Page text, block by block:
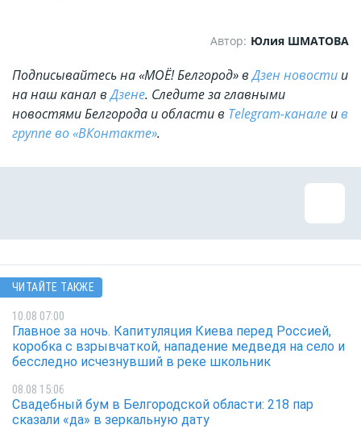
Автор: Юлия ШМАТОВА
Подписывайтесь на «МОЁ! Белгород» вДзен новости и
на наш канал вДзене. Cледите за главными
новостями Белгорода и области в Telegram-канале ив
группе во «ВКонтакте».
ЧИТАЙТЕ ТАКЖЕ
10.08 07:00
Главное за ночь. Капитуляция Киева перед Россией,
коробка с взрывчаткой, нападение медведя на село и
бесследно исчезнувший в реке школьник
08.08 15:06
Свадебный бум в Белгородской области: 218 пар
сказали «да» в зеркальную дату